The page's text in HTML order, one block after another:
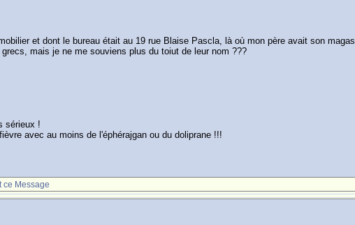
et dont le bureau était au 19 rue Blaise Pascla, là où mon père avait son
mais je ne me souviens plus du toiut de leur nom ???
sérieux !
avec au moins de l'éphérajgan ou du doliprane !!!
ce Message